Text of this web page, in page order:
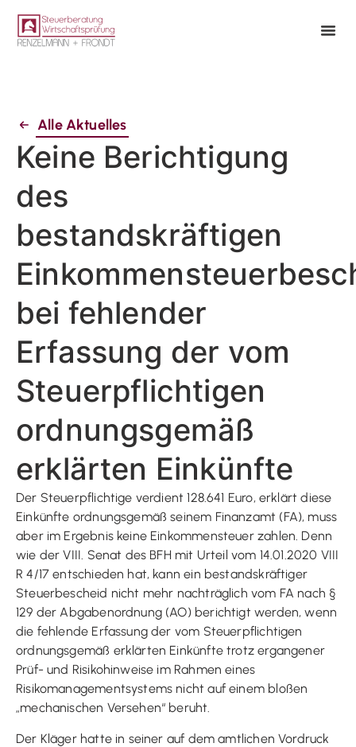
Alle Aktuelles
Keine Berichtigung
des
bestandskräftigen
bei fehlender
Erfassung der vom
Steuerpflichtigen
ordnungsgemäß
erklärten Einkünfte
Der Steuerpflichtige verdient 128.641 Euro, erklärt diese
Einkünfte ordnungsgemäß seinem Finanzamt (FA), muss
aber im Ergebnis keine Einkommensteuer zahlen. Denn
wie der VIII. Senat des BFH mit Urteil vom 14.01.2020 VIII
R 4/17 entschieden hat, kann ein bestandskräftiger
Steuerbescheid nicht mehr nachträglich vom FA nach §
129 der Abgabenordnung (AO) berichtigt werden, wenn
die fehlende Erfassung der vom Steuerpflichtigen
ordnungsgemäß erklärten Einkünfte trotz ergangener
Prüf- und Risikohinweise im Rahmen eines
Risikomanagementsystems nicht auf einem bloßen
„mechanischen Versehen“ beruht.
Der Kläger hatte in seiner auf dem amtlichen Vordruck